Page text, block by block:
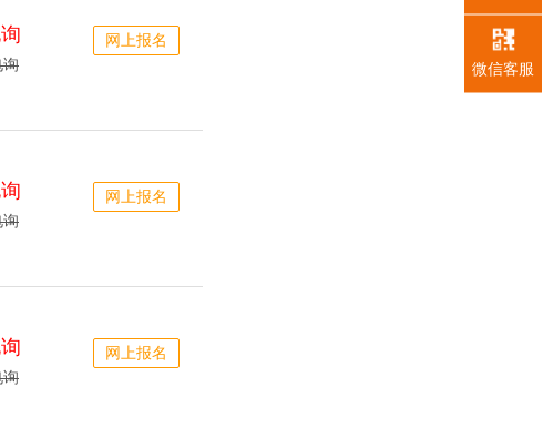
微信客服
网上报名
询
网上报名
询
网上报名
询